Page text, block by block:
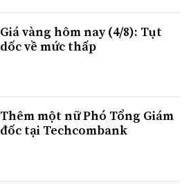
Giá vàng hôm nay (4/8): Tụt
dốc về mức thấp
Thêm một nữ Phó Tổng Giám
đốc tại Techcombank